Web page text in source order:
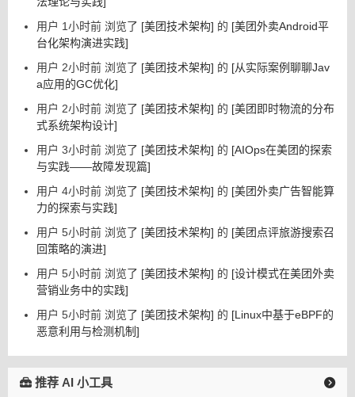
用户 1小时前 浏览了 [美团技术架构] 的 [美团外卖Android平
台化架构演进实践]
用户 2小时前 浏览了 [美团技术架构] 的 [从实际案例聊聊Jav
a应用的GC优化]
用户 2小时前 浏览了 [美团技术架构] 的 [美团即时物流的分布
式系统架构设计]
用户 3小时前 浏览了 [美团技术架构] 的 [AIOps在美团的探索
与实践——故障发现篇]
用户 4小时前 浏览了 [美团技术架构] 的 [美团外卖广告智能算
力的探索与实践]
用户 5小时前 浏览了 [美团技术架构] 的 [美团点评旅游搜索召
回策略的演进]
用户 5小时前 浏览了 [美团技术架构] 的 [设计模式在美团外卖
营销业务中的实践]
用户 5小时前 浏览了 [美团技术架构] 的 [Linux中基于eBPF的
恶意利用与检测机制]
推荐 AI 小工具